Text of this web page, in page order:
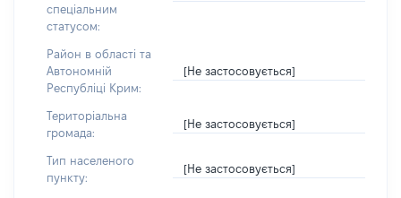
спеціальним
статусом:
Район в області та
Автономній
Республіці Крим:
[Не застосовується]
Територіальна
громада:
[Не застосовується]
Тип населеного
пункту:
[Не застосовується]